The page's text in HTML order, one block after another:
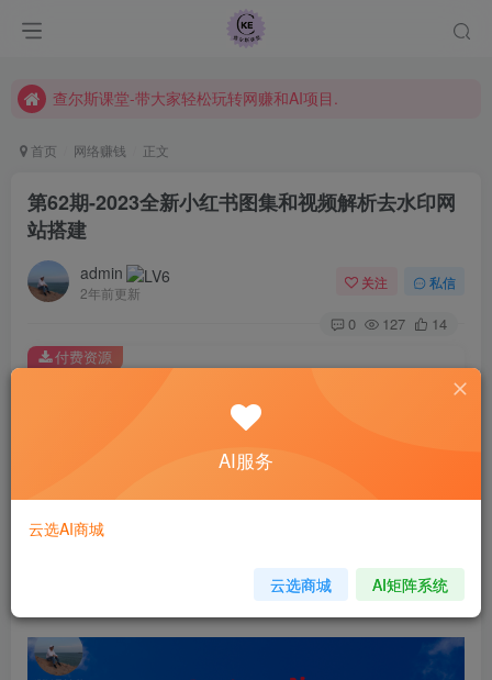
查尔斯课堂-带大家轻松玩转网赚和AI项目.
首页 网络赚钱 正文
第62期-2023全新小红书图集和视频解析去水印网
站搭建
admin
2年前更新
关注 私信
0 127 14
此内容为付费资源，请付费后查看
49 ￥99
黄金会员免费 钻石会员免费
您当前未登录！建议登陆后购买，可保存购买订单
付费资源
AI服务
云选AI商城
云选商城 AI矩阵系统